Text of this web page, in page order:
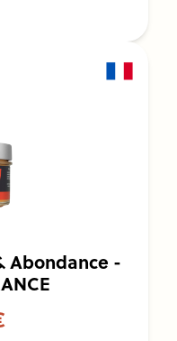
Abondance -